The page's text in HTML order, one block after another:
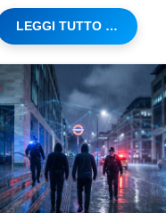
LEGGI TUTTO …